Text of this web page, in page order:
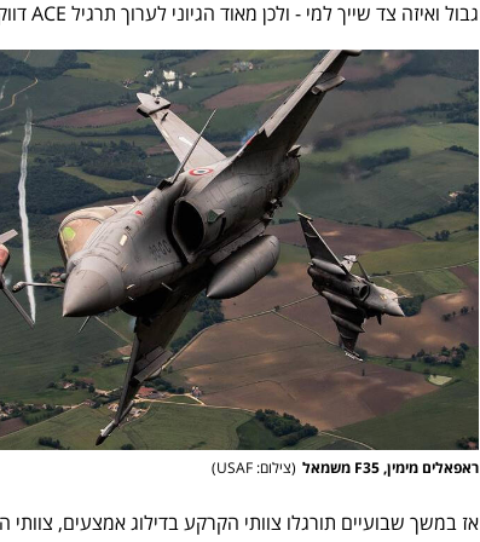
נפתח בכרטיסייה חדשה
נפתח בכרטיסייה חדשה
גבול ואיזה צד שייך למי - ולכן מאוד הגיוני לערוך תרגיל ACE דווקא שם.
ראפאלים מימין, F35 משמאל (צילום: USAF )